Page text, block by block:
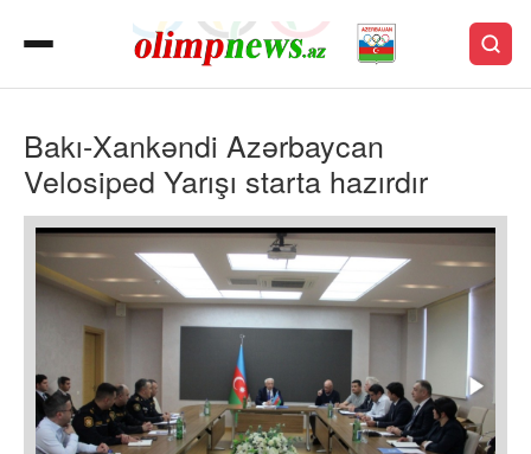
Bakı-Xankəndi Azərbaycan
Velosiped Yarışı starta hazırdır